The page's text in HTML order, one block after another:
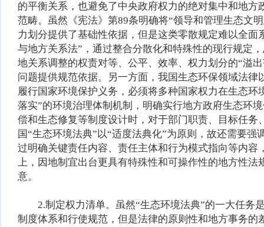
的平衡关系，也避免了中央政府权力的绝对集中和地
范畴。虽然《宪法》第89条明确将“领导和管理生态文
力划分提供了基础性依据，但是这类零散规定难以全
与地方关系法”，通过整合分散化和特殊性的现行规定
地关系调整的权责对等、公平、效率、权力划分的“溢
问题提供规范依据。另一方面，我国生态环保领域法
履行国家环境保护义务，必须将多种国家权力在生态
落实”的环境治理体制机制，明确实行地方政府生态环
偿和生态修复等制度设计时，对于部门职责、目标任
国“生态环境法典”以“适度法典化”为原则，故还需要
过明确关键责任内容、责任主体和行为模式指向等内
上，因地制宜出台更具有特殊性和可操作性的地方性
意。
2.制定权力清单。虽然“生态环境法典”的一大任务
制度体系和行使规范，但是法律的原则性和地方事务